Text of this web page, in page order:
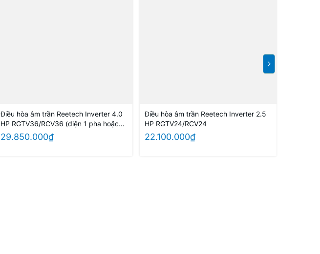
Điều hòa âm trần Reetech Inverter 4.0
HP RGTV36/RCV36 (điện 1 pha hoặc
điện 3 pha)
29.850.000₫
Điều hòa âm trần Reetech Inverter 2.5
HP RGTV24/RCV24
22.100.000₫